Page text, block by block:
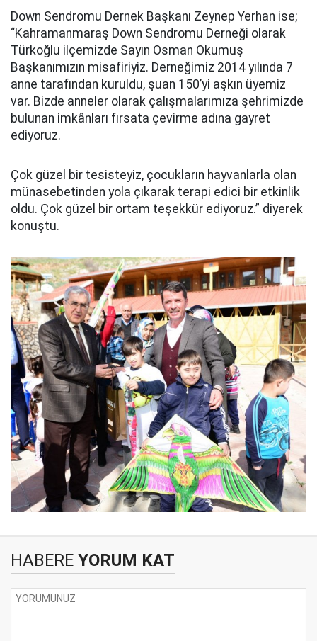
Down Sendromu Dernek Başkanı Zeynep Yerhan ise;
“Kahramanmaraş Down Sendromu Derneği olarak
Türkoğlu ilçemizde Sayın Osman Okumuş
Başkanımızın misafiriyiz. Derneğimiz 2014 yılında 7
anne tarafından kuruldu, şuan 150’yi aşkın üyemiz
var. Bizde anneler olarak çalışmalarımıza şehrimizde
bulunan imkânları fırsata çevirme adına gayret
ediyoruz.
Çok güzel bir tesisteyiz, çocukların hayvanlarla olan
münasebetinden yola çıkarak terapi edici bir etkinlik
oldu. Çok güzel bir ortam teşekkür ediyoruz.” diyerek
konuştu.
HABERE YORUM KAT